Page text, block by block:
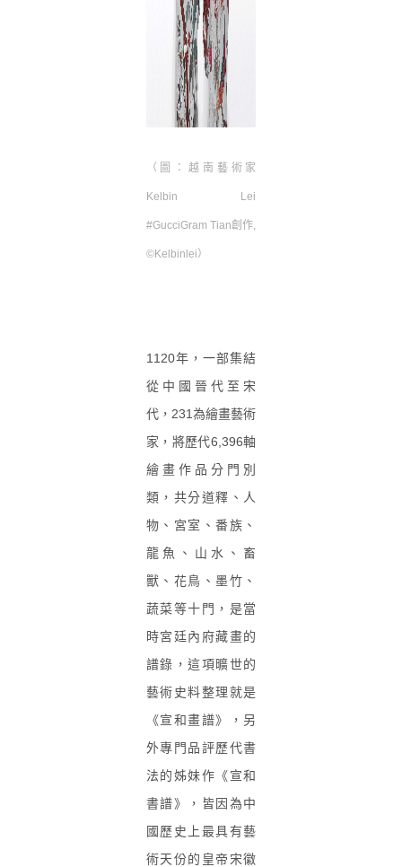
（圖：越南藝術家
Kelbin Lei
#GucciGram Tian創作,
©Kelbinlei）
1120年，一部集結
從中國晉代至宋
代， 231為繪畫藝術
家，將歷代6,396軸
繪畫作品分門別
類，共分道釋、人
物、宮室、番族、
龍魚、山水、畜
獸、花鳥、墨竹、
蔬菜等十門，是當
時宮廷內府藏畫的
譜錄，這項曠世的
藝術史料整理就是
《宣和畫譜》，另
外專門品評歷代書
法的姊妹作《宣和
書譜》，皆因為中
國歷史上最具有藝
術天份的皇帝宋徽